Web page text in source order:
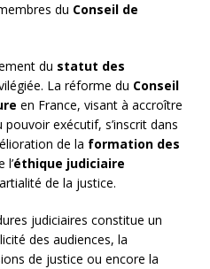
du Conseil de
du statut des
La réforme du Conseil
en France, visant à accroître
exécutif, s’inscrit dans
de la formation des
l’éthique judiciaire
de la justice.
judiciaires constitue un
des audiences, la
de justice ou encore la